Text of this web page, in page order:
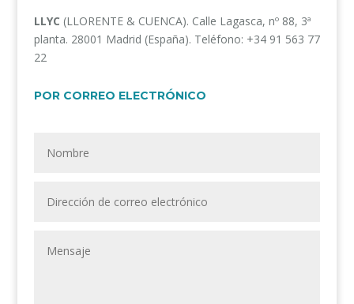
LLYC (LLORENTE & CUENCA). Calle Lagasca, nº 88, 3ª
planta. 28001 Madrid (España). Teléfono: +34 91 563 77
22
POR CORREO ELECTRÓNICO